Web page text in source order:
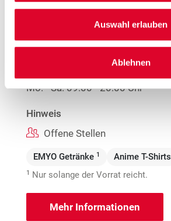
Auswahl erlauben
Ablehnen
66121 Saarbrücken
3.65 km
Mo. - Sa.09:00 - 20:00 Uhr
Hinweis
Offene Stellen
EMYO Getränke 1 Anime T-Shirts
1 Nur solange der Vorrat reicht.
Mehr Informationen